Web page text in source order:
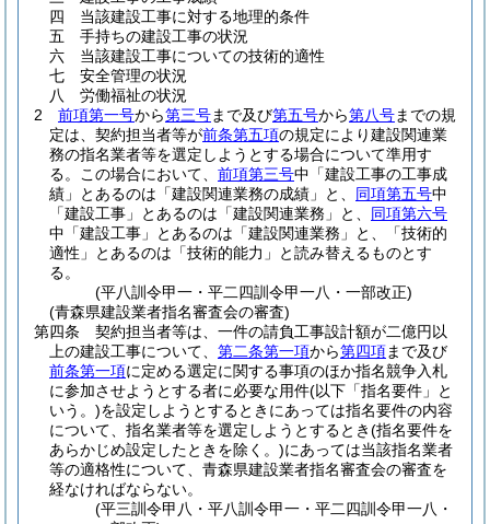
四
当該建設工事に対する地理的条件
五
手持ちの建設工事の状況
六
当該建設工事についての技術的適性
七
安全管理の状況
八
労働福祉の状況
2
前項第一号から第三号まで及び第五号から第八号までの規
定は、契約担当者等が前条第五項の規定により建設関連業
務の指名業者等を選定しようとする場合について準用す
る。
この場合において、 前項第三号中「建設工事の工事成
績」とあるのは「建設関連業務の成績」と、 同項第五号中
「建設工事」とあるのは「建設関連業務」と、 同項第六号
中「建設工事」とあるのは「建設関連業務」と、「技術的
適性」とあるのは「技術的能力」と読み替えるものとす
る。
(平八訓令甲一・平二四訓令甲一八・一部改正)
(青森県建設業者指名審査会の審査)
第四条
契約担当者等は、一件の請負工事設計額が二億円以
上の建設工事について、 第二条第一項から第四項まで及び
前条第一項に定める選定に関する事項のほか指名競争入札
に参加させようとする者に必要な用件(以下「指名要件」と
いう。)を設定しようとするときにあっては指名要件の内容
について、指名業者等を選定しようとするとき(指名要件を
あらかじめ設定したときを除く。)にあっては当該指名業者
等の適格性について、青森県建設業者指名審査会の審査を
経なければならない。
(平三訓令甲八・平八訓令甲一・平二四訓令甲一八・